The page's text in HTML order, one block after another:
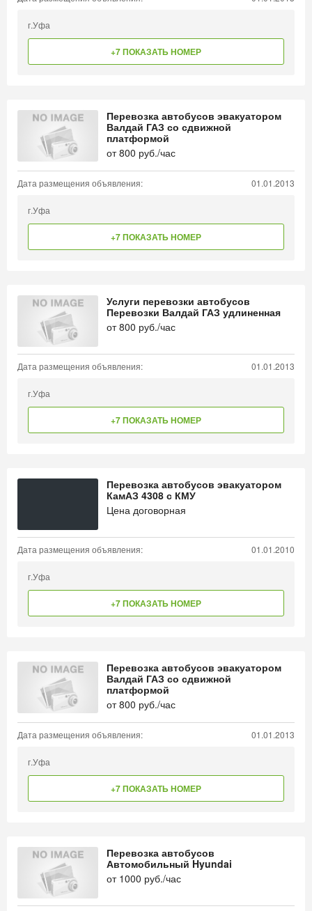
г.Уфа
+7 ПОКАЗАТЬ НОМЕР
Перевозка автобусов эвакуатором
Валдай ГАЗ со сдвижной
платформой
от800 руб./час
Дата размещения объявления: 01.01.2013
г.Уфа
+7 ПОКАЗАТЬ НОМЕР
Услуги перевозки автобусов
Перевозки Валдай ГАЗ удлиненная
от800 руб./час
Дата размещения объявления: 01.01.2013
г.Уфа
+7 ПОКАЗАТЬ НОМЕР
Перевозка автобусов эвакуатором
КамАЗ 4308 с КМУ
Цена договорная
Дата размещения объявления: 01.01.2010
г.Уфа
+7 ПОКАЗАТЬ НОМЕР
Перевозка автобусов эвакуатором
Валдай ГАЗ со сдвижной
платформой
от800 руб./час
Дата размещения объявления: 01.01.2013
г.Уфа
+7 ПОКАЗАТЬ НОМЕР
Перевозка автобусов
Автомобильный Hyundai
от 1000 руб./час